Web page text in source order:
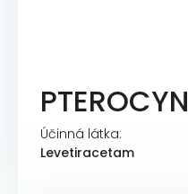
PTEROCYN
Účinná látka:
Levetiracetam